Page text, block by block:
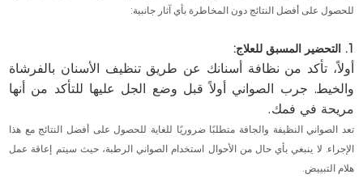
للحصول على أفضل النتائج دون المخاطرة بأي آثار جانبية:
1. التحضير المسبق للعلاج:
أولاً، تأكد من نظافة أسنانك عن طريق تنظيف الأسنان بالفرشاة
والخيط. جرب الصواني أولاً قبل وضع الجل عليها للتأكد من أنها
مريحة في فمك.
تعد الصواني النظيفة والجافة متطلبًا ضروريًا للغاية للحصول على أفضل النتائج مع هذا
الإجراء. لا ينبغي بأي حال من الأحوال استخدام الصواني الرطبة، حيث سيتم إعاقة عمل
هلام التبييض.